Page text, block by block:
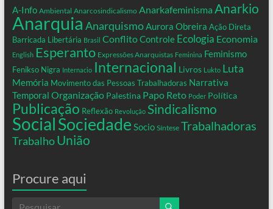
A-Info Ambiental Anarcosindicalismo Anarkafeminisma Anarkio
Anarquia Anarquismo Aurora Obreira Ação Direta
Barricada Libertária Brasil ConflitoControle Ecologia Economia
English Esperanto Expressões Anarquistas Feminina Feminismo
Fenikso Nigra Internacio Internacional Livros Lukto Luta
Memória Movimento das Pessoas Trabalhadoras Narrativa
Temporal Organização Palestina Papo Reto Poder Política
Publicação Reflexão Revolução Sindicalismo
SocialSociedade Socio Síntese Trabalhadoras
Trabalho União
Procure aqui